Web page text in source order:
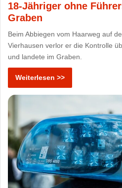
18-Jähriger ohne
Graben
Beim Abbiegen vom Haarweg auf
Vierhausen verlor er die Kontrolle
und landete im Graben.
Weiterlesen >>